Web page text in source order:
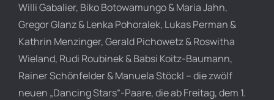
Willi Gabalier, Biko Botowamungo & Maria Jahn,
Gregor Glanz & Lenka Pohoralek, Lukas Perman &
Kathrin Menzinger, Gerald Pichowetz & Roswitha
Wieland, Rudi Roubinek & Babsi Koitz-Baumann,
Rainer Schönfelder & Manuela Stöckl – die zwölf
neuen „Dancing Stars“-Paare, die ab Freitag, dem 1.